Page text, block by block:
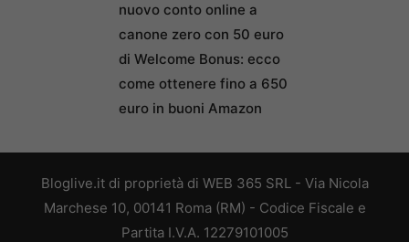
nuovo conto online a
canone zero con 50 euro
di Welcome Bonus: ecco
come ottenere fino a 650
euro in buoni Amazon
Bloglive.it di proprietà di WEB 365 SRL - Via Nicola
Marchese 10, 00141 Roma (RM) - Codice Fiscale e
Partita I.V.A. 12279101005